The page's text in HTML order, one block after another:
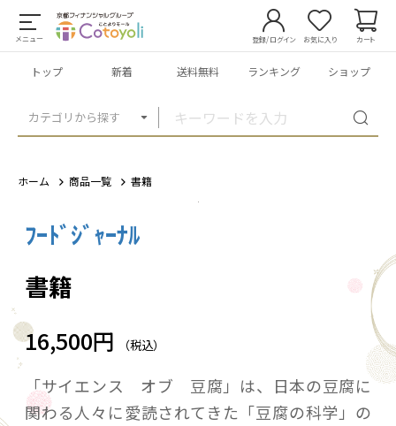
メニュー
カテゴリから探す
登録/ログイン お気に入り カート
トップ 新着 送料無料 ランキング ショップ
ホーム 商品一覧 書籍
ﾌｰﾄﾞｼﾞｬｰﾅﾙ
書籍
16,500円 （税込）
「サイエンス オブ 豆腐」は、日本の豆腐に
関わる人々に愛読されてきた「豆腐の科学」の